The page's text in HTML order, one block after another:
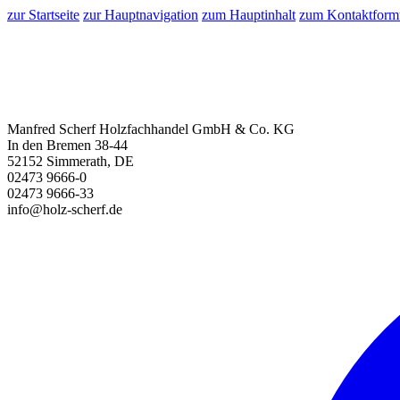
zur Startseite zur Hauptnavigation zum Hauptinhalt zum
Manfred Scherf Holzfachhandel GmbH & Co. KG
In den Bremen 38-44
52152 Simmerath, DE
02473 9666-0
02473 9666-33
info@holz-scherf.de